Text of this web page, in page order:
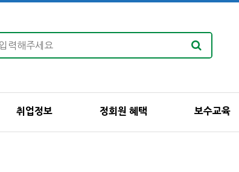
취업정보 정회원 혜택 보수교육